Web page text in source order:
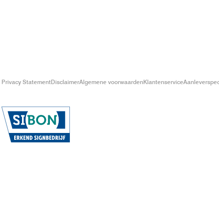
Privacy StatementDisclaimerAlgemene voorwaardenKlantenservice